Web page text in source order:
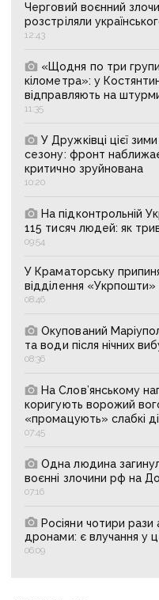
Черговий воєнний
розстріляли
12:43
«Щодня по три
кілометра»: у
відправляють на
11:35
У Дружківці цієї
сезону: фронт
критично зруйнована
10:20
На підконтрольній
115 тисяч людей: як
09:54
У Краматорську
відділення «Укрпошти»
08:46
Окупований
та води після нічних
08:36
На Слов’янському
коригують ворожий
«промацують» слабкі
07:45
Одна людина
воєнні злочини рф на
07:16
Росіяни чотири рази
дронами: є влучання у
06:09